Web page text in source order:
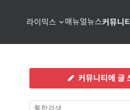
라이믹스 매뉴얼뉴스커뮤니
커뮤니티에 글